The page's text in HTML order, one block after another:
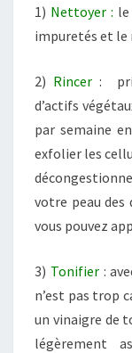
1) Nettoyer :
impuretés et
2) Rincer :
d’actifs
par semaine
exfolier les
votre peau des
vous pouvez
3) Tonifier:
n’est pas trop
un vinaigre de
légèrement